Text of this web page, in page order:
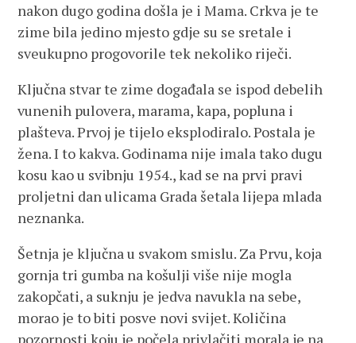
nakon dugo godina došla je i Mama. Crkva je te
zime bila jedino mjesto gdje su se sretale i
sveukupno progovorile tek nekoliko riječi.
Ključna stvar te zime događala se ispod debelih
vunenih pulovera, marama, kapa, popluna i
plašteva. Prvoj je tijelo eksplodiralo. Postala je
žena. I to kakva. Godinama nije imala tako dugu
kosu kao u svibnju 1954., kad se na prvi pravi
proljetni dan ulicama Grada šetala lijepa mlada
neznanka.
Šetnja je ključna u svakom smislu. Za Prvu, koja
gornja tri gumba na košulji više nije mogla
zakopčati, a suknju je jedva navukla na sebe,
morao je to biti posve novi svijet. Količina
pozornosti koju je počela privlačiti morala je na